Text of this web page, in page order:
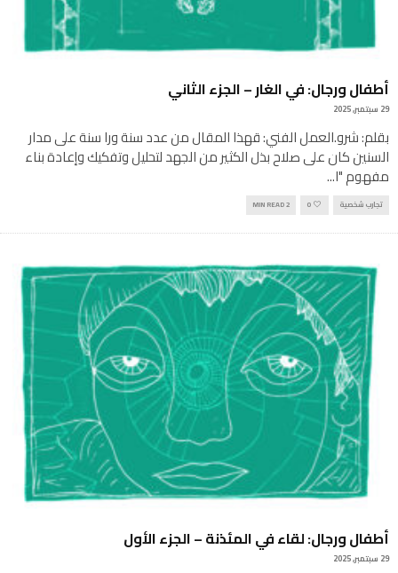
أطفال ورجال: في الغار – الجزء الثاني
29 سبتمبر, 2025
بقلم: شرو.العمل الفني: قهذا المقال من عدد سنة ورا سنة على مدار
السنين كان على صلاح بذل الكثير من الجهد لتحليل وتفكيك وإعادة بناء
مفهوم "ا...
تجارب شخصية 0
2 MIN READ
أطفال ورجال: لقاء في المئذنة – الجزء الأول
29 سبتمبر, 2025